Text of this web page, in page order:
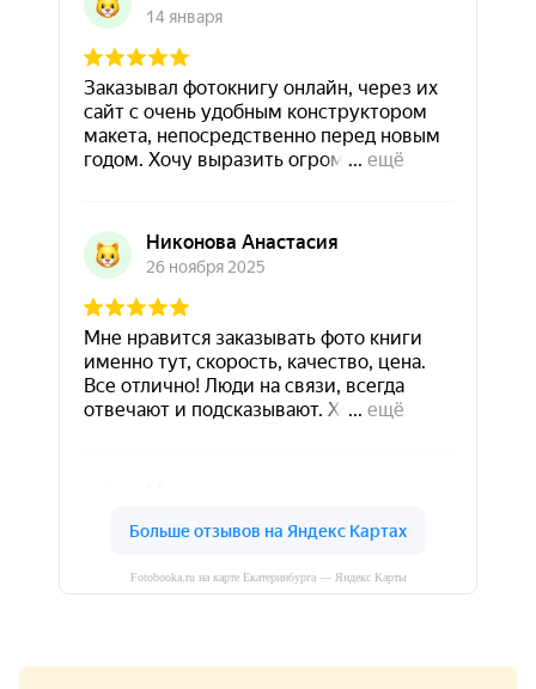
Fotobooka.ru на карте Екатеринбурга — Яндекс Карты